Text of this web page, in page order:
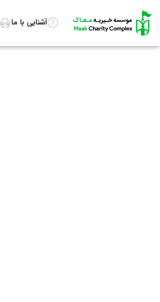
آشنایی با ما